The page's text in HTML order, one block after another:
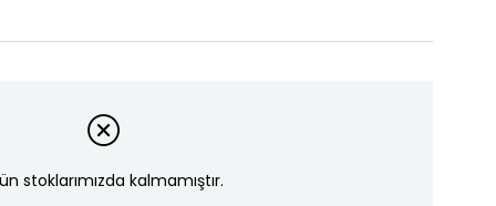
stoklarımızda kalmamıştır.